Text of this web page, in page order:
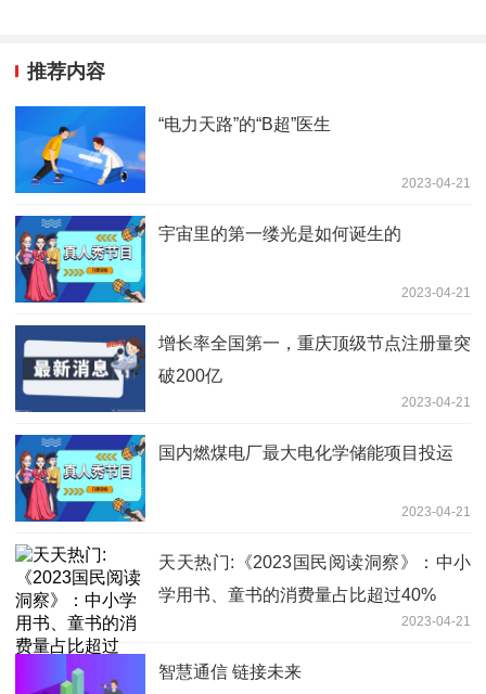
推荐内容
“电力天路”的“B超”医生
2023-04-21
宇宙里的第一缕光是如何诞生的
2023-04-21
增长率全国第一，重庆顶级节点注册量突
破200亿
2023-04-21
国内燃煤电厂最大电化学储能项目投运
2023-04-21
天天热门:《2023国民阅读洞察》：中小
学用书、童书的消费量占比超过40%
2023-04-21
智慧通信 链接未来